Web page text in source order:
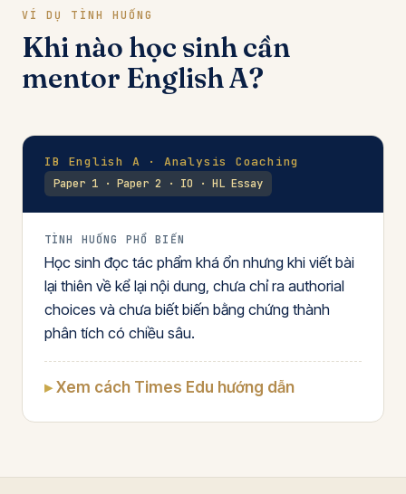
VÍ DỤ TÌNH HUỐNG
Khi nào học sinh cần
mentor English A?
IB English A · Analysis Coaching
Paper 1 · Paper 2 · IO · HL Essay
TÌNH HUỐNG PHỔ BIẾN
Học sinh đọc tác phẩm khá ổn nhưng khi viết bài
lại thiên về kể lại nội dung, chưa chỉ ra authorial
choices và chưa biết biến bằng chứng thành
phân tích có chiều sâu.
Xem cách Times Edu hướng dẫn